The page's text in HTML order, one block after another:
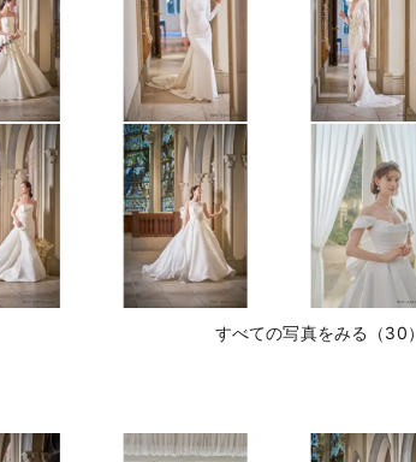
すべての写真をみる（30）